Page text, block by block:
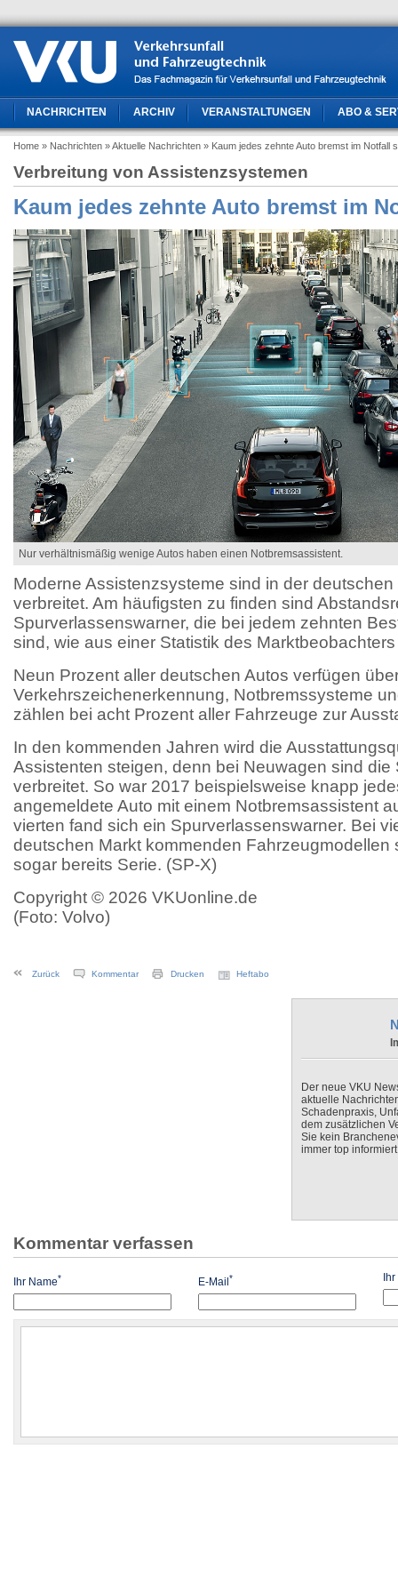
NACHRICHTEN ARCHIV VERANSTALTUNGEN ABO &
Home » Nachrichten » Aktuelle Nachrichten » Kaum jedes zehnte Auto bremst im Notfall
Verbreitung von Assistenzsystemen
Kaum jedes zehnte Auto bremst im
Nur verhältnismäßig wenige Autos haben einen Notbremsassistent.
Moderne Assistenzsysteme sind in der
verbreitet. Am häufigsten zu finden sind
Spurverlassenswarner, die bei jedem zehnten
sind, wie aus einer Statistik des
Neun Prozent aller deutschen Autos verfügen
Verkehrszeichenerkennung, Notbremssysteme
zählen bei acht Prozent aller Fahrzeuge zur
In den kommenden Jahren wird die
Assistenten steigen, denn bei Neuwagen sind die
verbreitet. So war 2017 beispielsweise knapp
angemeldete Auto mit einem Notbremsassistent
vierten fand sich ein Spurverlassenswarner. Bei
deutschen Markt kommenden Fahrzeugmodellen
sogar bereits Serie. (SP-X)
Copyright © 2026 VKUonline.de
(Foto: Volvo)
Zurück Kommentar Drucken Heftabo
Der neue VKU
aktuelle
Schadenpraxis,
dem zusätzlichen
Sie kein
immer top
Kommentar verfassen
Ihr Name* E-Mail* Ihr